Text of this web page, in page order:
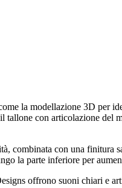
la modellazione 3D per
con articolazione del
combinata con una finitura
la parte inferiore per
offrono suoni chiari e